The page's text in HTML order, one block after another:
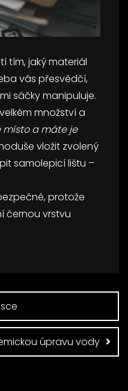
tím, jaký materiál
vás přesvědčí,
sáčky manipuluje.
množství a
místo a máte je
vložit zvolený
samolepicí lištu –
protože
černou vrstvu
úpravu vody